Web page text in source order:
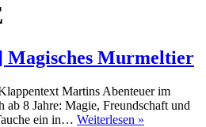
Magisches Murmeltier
Martins Abenteuer im
8 Jahre: Magie, Freundschaft und
ein in… Weiterlesen »